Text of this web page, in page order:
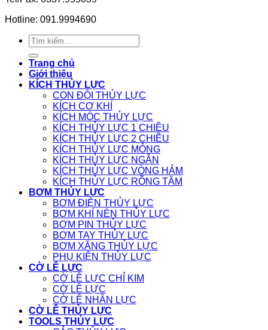
Hotline: 091.9994690
Tìm
kiếm:
Trang chủ
Giới thiệu
KÍCH THỦY LỰC
CON ĐỘI THỦY LỰC
KÍCH CƠ KHÍ
KÍCH MÓC THỦY LỰC
KÍCH THỦY LỰC 1 CHIỀU
KÍCH THỦY LỰC 2 CHIỀU
KÍCH THỦY LỰC MỎNG
KÍCH THỦY LỰC NGẮN
KÍCH THỦY LỰC VÒNG HẢM
KÍCH THỦY LỰC RỖNG TÂM
BƠM THỦY LỰC
BƠM ĐIỆN THỦY LỰC
BƠM KHÍ NÉN THỦY LỰC
BƠM PIN THỦY LỰC
BƠM TAY THỦY LỰC
BƠM XĂNG THỦY LỰC
PHỤ KIỆN THỦY LỰC
CỜ LÊ LỰC
CỜ LÊ LỰC CHỈ KIM
CỜ LÊ LỰC
CỜ LÊ NHÂN LỰC
CỜ LÊ THỦY LỰC
TOOLS THỦY LỰC